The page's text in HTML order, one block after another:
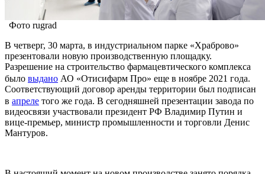
Фото rugrad
В четверг, 30 марта, в индустриальном парке «Храброво»
презентовали новую производственную площадку.
Разрешение на строительство фармацевтического комплекса
было выдано АО «Отисифарм Про» еще в ноябре 2021 года.
Соответствующий договор аренды территории был подписан
в апреле того же года. В сегодняшней презентации завода по
видеосвязи участвовали президент РФ Владимир Путин и
вице-премьер, министр промышленности и торговли Денис
Мантуров.